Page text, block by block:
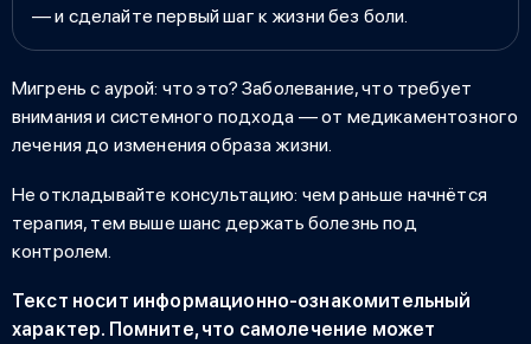
— и сделайте первый шаг к жизни без боли.
Мигрень с аурой: что это? Заболевание, что требует
внимания и системного подхода — от медикаментозного
лечения до изменения образа жизни.
Не откладывайте консультацию: чем раньше начнётся
терапия, тем выше шанс держать болезнь под
контролем.
Текст носит информационно-ознакомительный
характер. Помните, что самолечение может